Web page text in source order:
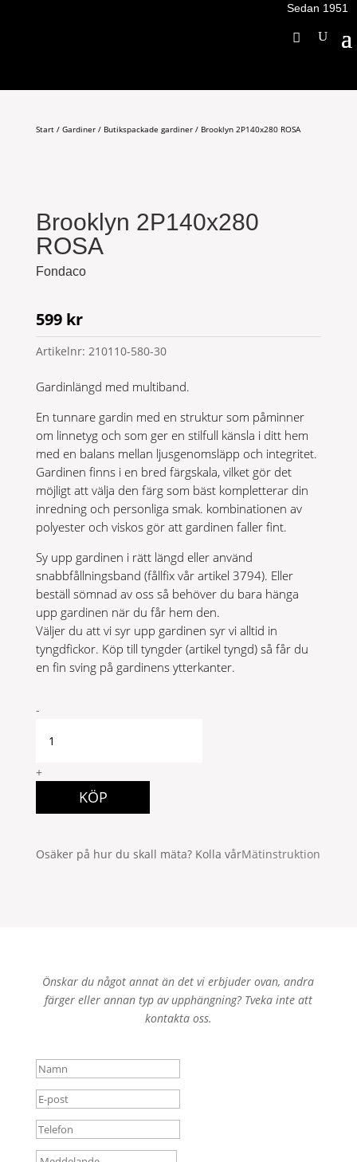
Sedan 1951
Start/ Gardiner/ Butikspackade gardiner/ Brooklyn 2P140x280 ROSA
Brooklyn 2P140x280
ROSA
Fondaco
599 kr
Artikelnr: 210110-580-30
Gardinlängd med multiband.
En tunnare gardin med en struktur som påminner
om linnetyg och som ger en stilfull känsla i ditt hem
med en balans mellan ljusgenomsläpp och integritet.
Gardinen finns i en bred färgskala, vilket gör det
möjligt att välja den färg som bäst kompletterar din
inredning och personliga smak. kombinationen av
polyester och viskos gör att gardinen faller fint.
Sy upp gardinen i rätt längd eller använd
snabbfållningsband (fållfix vår artikel 3794). Eller
beställ sömnad av oss så behöver du bara hänga
upp gardinen när du får hem den.
Väljer du att vi syr upp gardinen syr vi alltid in
tyngdfickor. Köp till tyngder (artikel tyngd) så får du
en fin sving på gardinens ytterkanter.
Brooklyn
ROSA
-
+
KÖP
Osäker på hur du skall mäta? Kolla vårMätinstruktion
Önskar du något annat än det vi erbjuder ovan, andra
färger eller annan typ av upphängning? Tveka inte att
kontakta oss.